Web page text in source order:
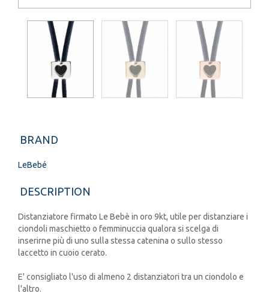
BRAND
LeBebé
DESCRIPTION
Distanziatore firmato Le Bebè in oro 9kt, utile per distanziare i
ciondoli maschietto o femminuccia qualora si scelga di
inserirne più di uno sulla stessa catenina o sullo stesso
laccetto in cuoio cerato.
E' consigliato l'uso di almeno 2 distanziatori tra un ciondolo e
l'altro.